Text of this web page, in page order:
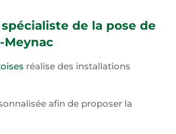
de la pose de
Meynac
réalise des installations
afin de proposer la